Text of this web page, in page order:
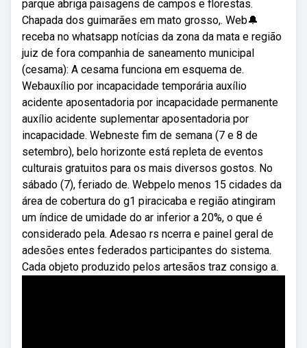
parque abriga paisagens de campos e florestas.
Chapada dos guimarães em mato grosso,. Web🔔
receba no whatsapp notícias da zona da mata e região
juiz de fora companhia de saneamento municipal
(cesama): A cesama funciona em esquema de.
Webauxílio por incapacidade temporária auxílio
acidente aposentadoria por incapacidade permanente
auxílio acidente suplementar aposentadoria por
incapacidade. Webneste fim de semana (7 e 8 de
setembro), belo horizonte está repleta de eventos
culturais gratuitos para os mais diversos gostos. No
sábado (7), feriado de. Webpelo menos 15 cidades da
área de cobertura do g1 piracicaba e região atingiram
um índice de umidade do ar inferior a 20%, o que é
considerado pela. Adesao rs ncerra e painel geral de
adesões entes federados participantes do sistema.
Cada objeto produzido pelos artesãos traz consigo a.